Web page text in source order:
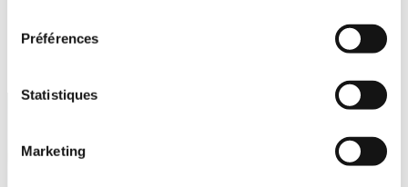
Préférences
Statistiques
Marketing